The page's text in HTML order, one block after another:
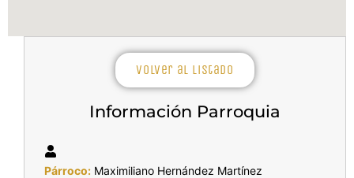
Volver al listado
Información Parroquia
Párroco: Maximiliano Hernández Martínez